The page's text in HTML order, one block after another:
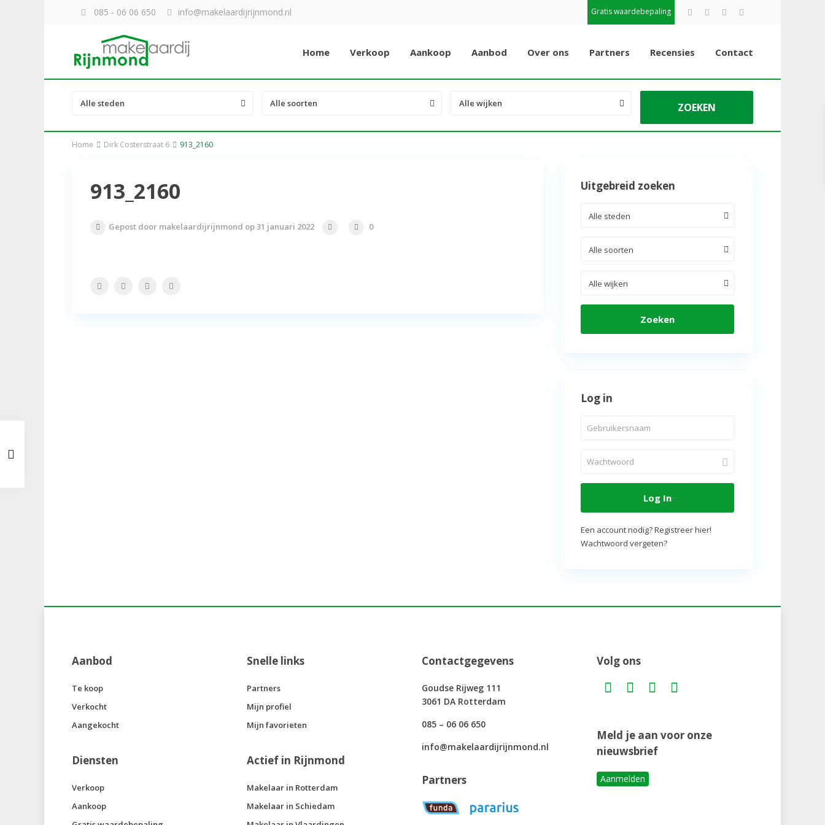
085 - 06 06 650 info@makelaardijrijnmond.nl Gratis waardebepaling
Home Verkoop Aankoop Aanbod Over ons Partners Recensies Contact
Alle steden Alle soorten Alle wijken
Home Dirk Costerstraat 6 913_2160
913_2160
Gepost door makelaardijrijnmond op 31 januari 2022 0
Uitgebreid zoeken
Alle steden
Alle soorten
Alle wijken
Zoeken
Log in
Log In
Een account nodig? Registreer hier!
Wachtwoord vergeten?
Aanbod
Te koop
Verkocht
Aangekocht
Diensten
Verkoop
Aankoop
Snelle links
Partners
Mijn profiel
Mijn favorieten
Actief in Rijnmond
Makelaar in Rotterdam
Makelaar in Schiedam
Contactgegevens
Goudse Rijweg 111
3061 DA Rotterdam
085 – 06 06 650
info@makelaardijrijnmond.nl
Partners
Volg ons
Meld je aan voor onze
nieuwsbrief
Aanmelden